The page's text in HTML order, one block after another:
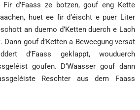
Fir d’Faass ze botzen, gouf eng Kette
huet ee fir d’éischt e puer Liter
an duerno d’Ketten duerch e Lach
gouf d’Ketten a Beweegung versat
d’Faass geklappt, wouduerch
goufen. D’Waasser gouf dann
Reschter aus dem Faass